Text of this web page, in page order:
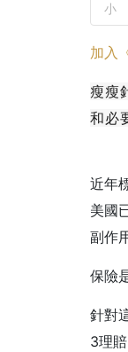
小
加入
瘦瘦
和必
近年
美國
副作
保險
針對
3理